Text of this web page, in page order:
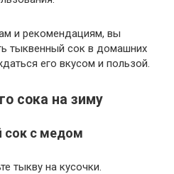
и рекомендациям, вы
тыквенный сок в домашних
его вкусом и пользой.
сока на зиму
сок с медом
тыкву на кусочки.